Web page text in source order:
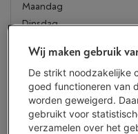
Maandag
Dinsdag
Donderdag
Vrijdag
Zaterdag
Zondag
Wij maken gebruik
De strikt noodzakelijke
goed functioneren van
worden geweigerd.
gebruikt voor
verzamelen over het